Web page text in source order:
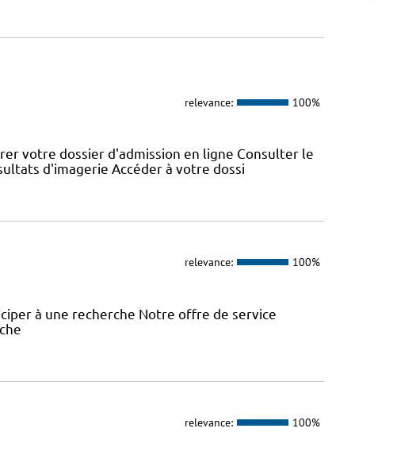
relevance: 100%
votre dossier d'admission en ligne Consulter le
d'imagerie Accéder à votre dossi
relevance: 100%
à une recherche Notre offre de service
relevance: 100%